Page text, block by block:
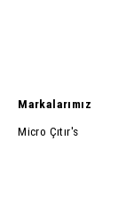
Markalarımız
Micro Çıtır's